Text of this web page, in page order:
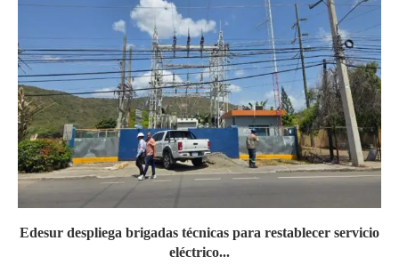
Edesur despliega brigadas técnicas para restablecer servicio
eléctrico...